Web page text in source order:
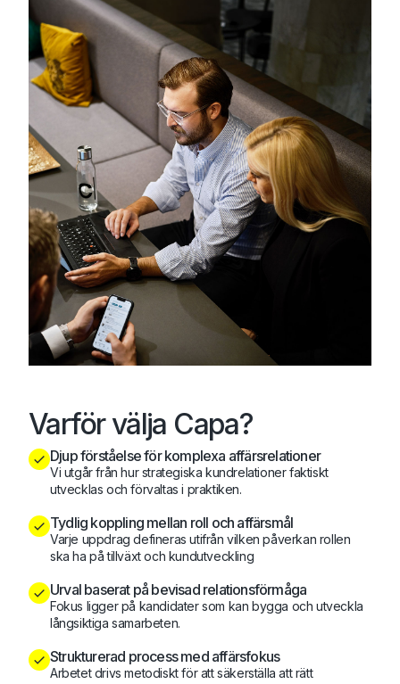
Varför välja Capa?
Djup förståelse för komplexa affärsrelationer
Vi utgår från hur strategiska kundrelationer faktiskt
utvecklas och förvaltas i praktiken.
Tydlig koppling mellan roll och affärsmål
Varje uppdrag defineras utifrån vilken påverkan rollen
ska ha på tillväxt och kundutveckling
Urval baserat på bevisad relationsförmåga
Fokus ligger på kandidater som kan bygga och utveckla
långsiktiga samarbeten.
Strukturerad process med affärsfokus
Arbetet drivs metodiskt för att säkerställa att rätt